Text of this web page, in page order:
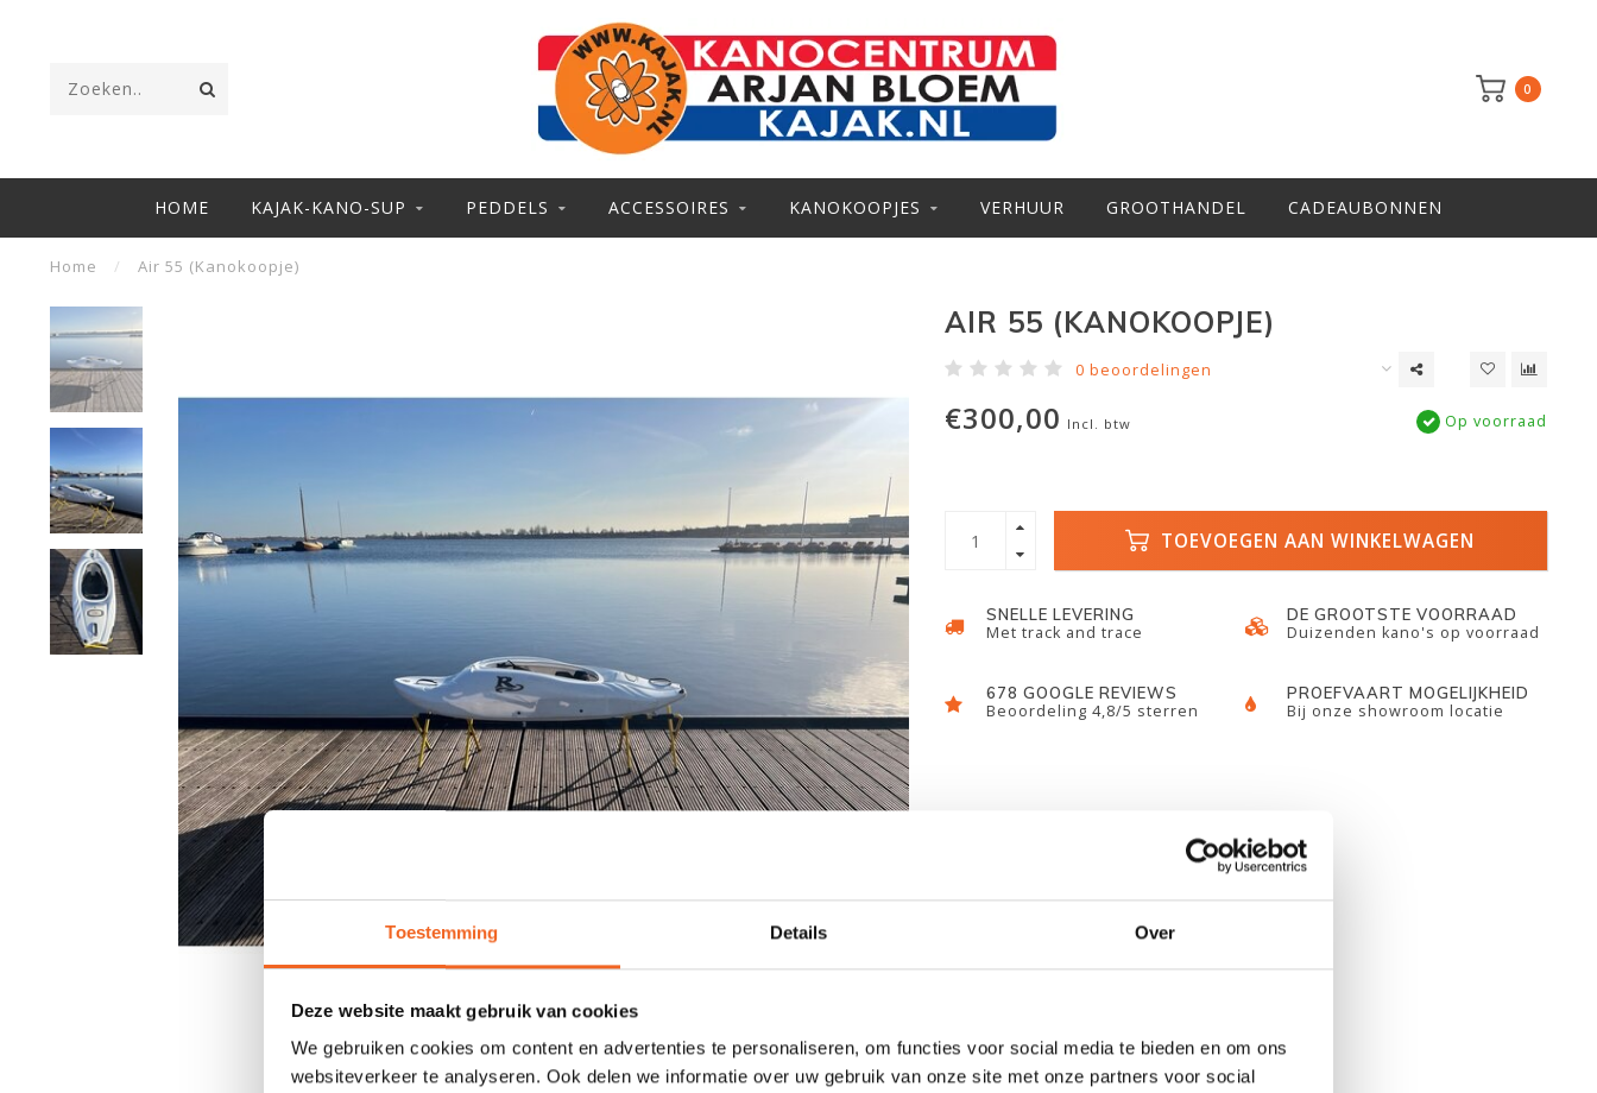
Toestemming Details Over
Deze website maakt gebruik van cookies
We gebruiken cookies om content en advertenties te personaliseren, om functies voor social media te bieden en om ons
websiteverkeer te analyseren. Ook delen we informatie over uw gebruik van onze site met onze partners voor social
0
HOME KAJAK-KANO-SUP PEDDELS ACCESSOIRES KANOKOOPJES VERHUUR GROOTHANDEL CADEAUBONNEN
Home / Air 55 (Kanokoopje)
AIR 55 (KANOKOOPJE)
0 beoordelingen
€300,00 Incl. btw Op voorraad
TOEVOEGEN AAN WINKELWAGEN
SNELLE LEVERING
Met track and trace
DE GROOTSTE VOORRAAD
Duizenden kano's op voorraad
678 GOOGLE REVIEWS
Beoordeling 4,8/5 sterren
PROEFVAART MOGELIJKHEID
Bij onze showroom locatie